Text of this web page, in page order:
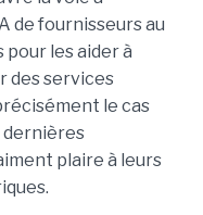
de fournisseurs au
pour les aider à
des services
le cas
dernières
plaire à leurs